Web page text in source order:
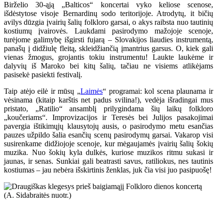
Birželio 30-ąją „Balticos“ koncertai vyko keliose scenose,
išdėstytose visoje Bernardinų sodo teritorijoje. Atrodytų, it bičių
avilys dūzgia įvairių šalių folkloro garsai, o akys raibsta nuo tautinių
kostiumų įvairovės. Laukdami pasirodymo mažojoje scenoje,
turėjome galimybę išgirsti fujarą – Slovakijos liaudies instrumentą,
panašų į didžiulę fleitą, skleidžiančią įmantrius garsus. O, kiek gali
vienas žmogus, grojantis tokiu instrumentu! Laukte laukėme ir
dalyvių iš Maroko bei kitų šalių, tačiau ne visiems atlikėjams
pasisekė pasiekti festivalį.
Taip atėjo eilė ir mūsų „Laimės“ programai: kol scena plaunama ir
vėsinama (kitaip karštis net padus svilina!), vedėja išradingai mus
pristato, „Ratilio“ ansamblį prilygindama šių laikų folkloro
„koučeriams“. Improvizacijos ir Teresės bei Julijos pasakojimai
pavergia ištikimųjų klausytojų ausis, o pasirodymo metu esančias
pauzes užpildo šalia esančių scenų pasirodymų garsai. Vakarop visi
susirenkame didžiojoje scenoje, kur mėgaujamės įvairių šalių šokių
muzika. Nuo šokių kyla dulkės, kuriose muzikos ritmu sukasi ir
jaunas, ir senas. Sunkiai gali beatrasti savus, ratiliokus, nes tautinis
kostiumas – jau nebėra išskirtinis ženklas, juk čia visi juo pasipuošę!